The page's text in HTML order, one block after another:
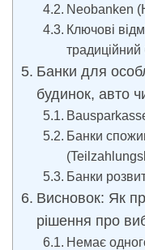
Neobanken
Ключові
традиційний
Банки для
будинок, авто
Банки
Банки
Висновок: Як
рішення про
Немає